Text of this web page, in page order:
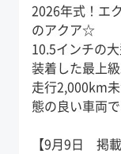
2026年式！エ
のアクア☆
10.5インチの
装着した最上
走行2,000km
態の良い車両
【9月9日 掲